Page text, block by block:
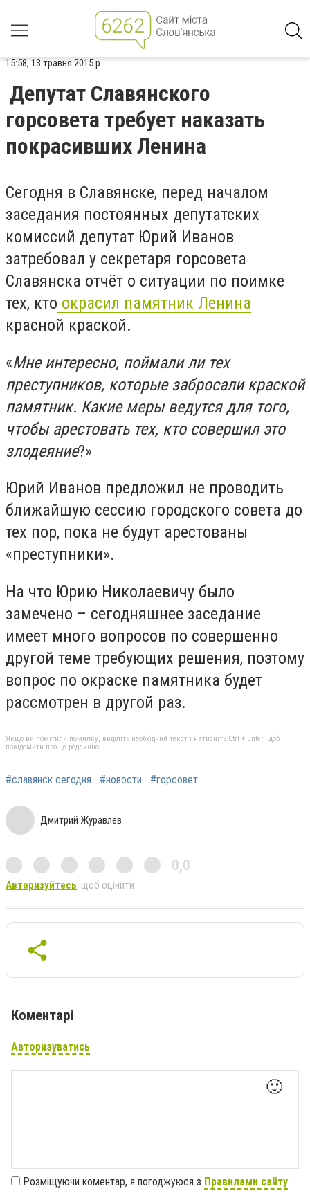
15:58, 13 травня 2015 р.
Депутат Славянского
горсовета требует наказать
покрасивших Ленина
Сегодня в Славянске, перед началом
заседания постоянных депутатских
комиссий депутат Юрий Иванов
затребовал у секретаря горсовета
Славянска отчёт о ситуации по поимке
тех, кто окрасил памятник Ленина
красной краской.
«Мне интересно, поймали ли тех
преступников, которые забросали краской
памятник. Какие меры ведутся для того,
чтобы арестовать тех, кто совершил это
злодеяние?»
Юрий Иванов предложил не проводить
ближайшую сессию городского совета до
тех пор, пока не будут арестованы
«преступники».
На что Юрию Николаевичу было
замечено – сегодняшнее заседание
имеет много вопросов по совершенно
другой теме требующих решения, поэтому
вопрос по окраске памятника будет
рассмотрен в другой раз.
Якщо ви помітили помилку, виділіть необхідний текст і натисніть Ctrl + Enter, щоб
повідомити про це редакцію
#славянск сегодня #новости #горсовет
Дмитрий Журавлев
0,0
Авторизуйтесь, щоб оцінити
Коментарі
Авторизуватись
🙂
Розміщуючи коментар, я погоджуюся з Правилами сайту